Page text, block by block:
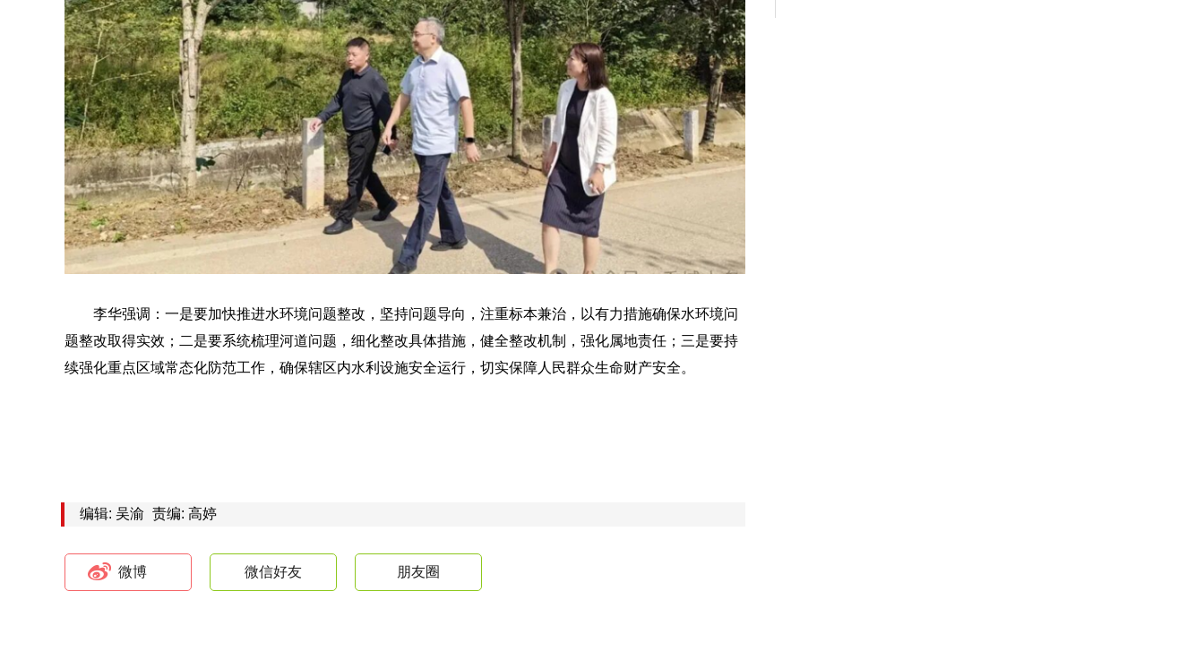
李华强调：一是要加快推进水环境问题整改，坚持问题导向，注重标本兼治，以有力措施确保水环境问
题整改取得实效；二是要系统梳理河道问题，细化整改具体措施，健全整改机制，强化属地责任；三是要持
续强化重点区域常态化防范工作，确保辖区内水利设施安全运行，切实保障人民群众生命财产安全。
编辑: 吴渝 责编: 高婷
微博 微信好友 朋友圈